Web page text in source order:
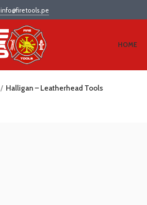
info@firetools.pe
HOME
Halligan – Leatherhead Tools